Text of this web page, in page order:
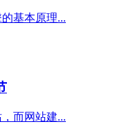
基本原理...
而网站建...